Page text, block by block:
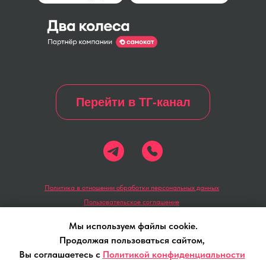
Мы используем файлы cookie.
Продолжая пользоваться сайтом,
Вы соглашаетесь с Политикой конфиденциальности
Политика в отношении обработки персональных данных
Пользовательское соглашение
Перейти в ТГ-канал